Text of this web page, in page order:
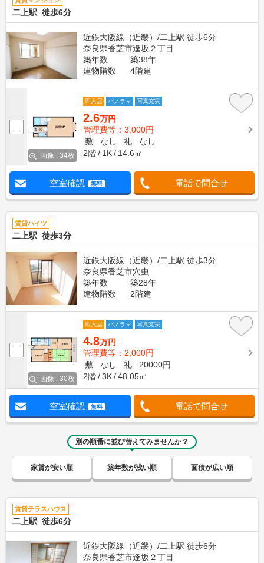
二上駅 徒歩6分
近鉄大阪線（近畿）/二上駅 徒歩6分
奈良県香芝市逢坂２丁目
築年数
築38年
建物階数
4階建
画像 : 34枚
即入居 パノラマ 写真充実
2.6万円
管理費等：3,000円
敷
なし 礼
なし
2階
1K 14.6㎡
空室確認 無料 電話で問合せ
賃貸ハイツ
二上駅 徒歩3分
近鉄大阪線（近畿）/二上駅 徒歩3分
奈良県香芝市穴虫
築年数
築28年
建物階数
2階建
画像 : 30枚
即入居 パノラマ 写真充実
4.8万円
管理費等：2,000円
敷
なし 礼
20000円
2階
3K 48.05㎡
空室確認 無料 電話で問合せ
別の順番に並び替えてみませんか？
家賃が安い順 築年数が浅い順 面積が広い順
賃貸テラスハウス
二上駅 徒歩6分
近鉄大阪線（近畿）/二上駅 徒歩6分
奈良県香芝市逢坂２丁目